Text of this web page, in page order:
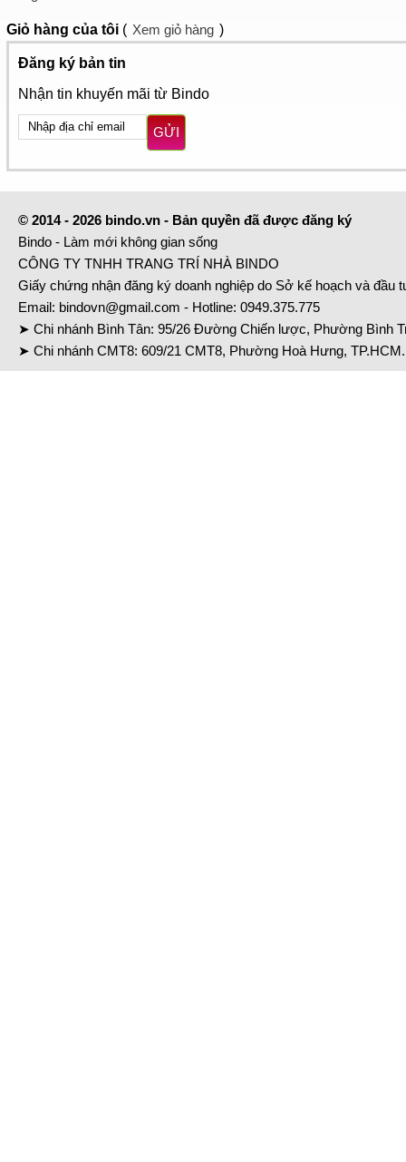
Giỏ hàng của tôi ( Xem giỏ hàng )
Đăng ký bản tin
Nhận tin khuyến mãi từ Bindo
GỬI
© 2014 - 2026 bindo.vn - Bản quyền đã được đăng ký
Bindo - Làm mới không gian sống
CÔNG TY TNHH TRANG TRÍ NHÀ BINDO
Giấy chứng nhận đăng ký doanh nghiệp do Sở kế hoạch và đầu
Email: bindovn@gmail.com - Hotline: 0949.375.775
➤ Chi nhánh Bình Tân: 95/26 Đường Chiến lược, Phường Bình
➤ Chi nhánh CMT8: 609/21 CMT8, Phường Hoà Hưng,